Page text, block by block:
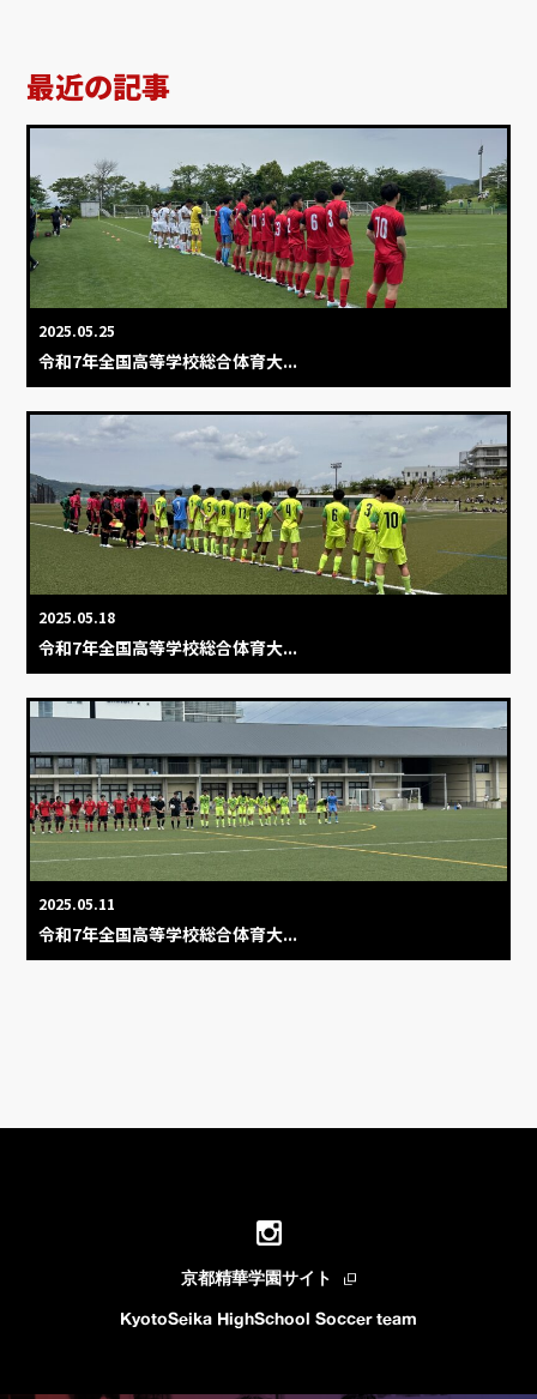
最近の記事
2025.05.25
令和7年全国高等学校総合体育大...
2025.05.18
令和7年全国高等学校総合体育大...
2025.05.11
令和7年全国高等学校総合体育大...
KyotoSeika HighSchool Soccer team
京都精華学園サイト